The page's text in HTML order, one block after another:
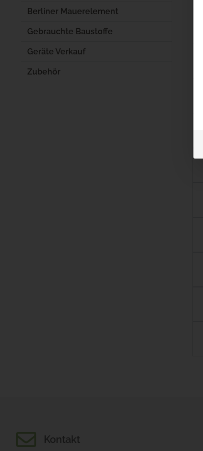
Berliner Mauerelement
Gebrauchte Baustoffe
Geräte Verkauf
Zubehör
Kontakt